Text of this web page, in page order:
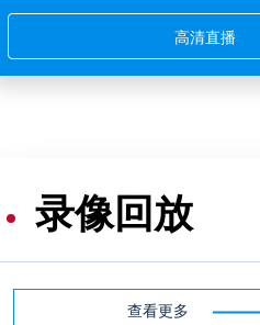
高清直播
录像回放
查看更多